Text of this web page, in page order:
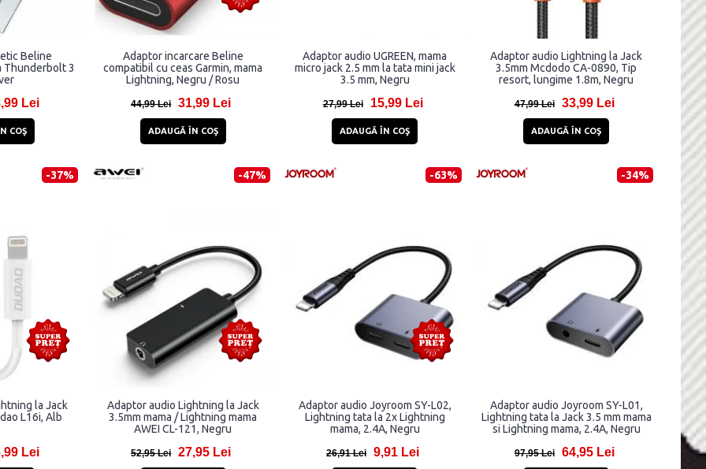
Beline
Thunderbolt 3
Lei
COŞ
Adaptor incarcare Beline
compatibil cu ceas Garmin, mama
Lightning, Negru / Rosu
44,99 Lei 31,99 Lei
ADAUGĂ ÎN COŞ
Adaptor audio UGREEN, mama
micro jack 2.5 mm la tata mini jack
3.5 mm, Negru
27,99 Lei 15,99 Lei
ADAUGĂ ÎN COŞ
Adaptor audio Lightning la Jack
3.5mm Mcdodo CA-0890, Tip
resort, lungime 1.8m, Negru
47,99 Lei 33,99 Lei
ADAUGĂ ÎN COŞ
-37%
la Jack
L16i, Alb
Lei
-47%
Adaptor audio Lightning la Jack
3.5mm mama / Lightning mama
AWEI CL-121, Negru
52,95 Lei 27,95 Lei
-63%
Adaptor audio Joyroom SY-L02,
Lightning tata la 2x Lightning
mama, 2.4A, Negru
26,91 Lei 9,91 Lei
-34%
Adaptor audio Joyroom SY-L01,
Lightning tata la Jack 3.5 mm mama
si Lightning mama, 2.4A, Negru
97,95 Lei 64,95 Lei